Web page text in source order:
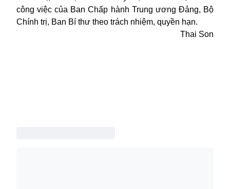
công việc của Ban Chấp hành Trung ương Đảng, Bộ
Chính trị, Ban Bí thư theo trách nhiệm, quyền hạn.
Thai Son